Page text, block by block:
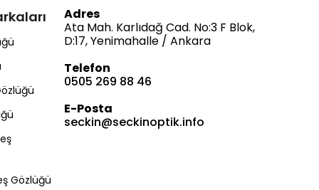
Gözlüğü
Adres
Ata Mah. Karlıdağ Cad. No:3 F Blok,
D:17, Yenimahalle / Ankara
Telefon
0505 269 88 46
E-Posta
seckin@seckinoptik.info